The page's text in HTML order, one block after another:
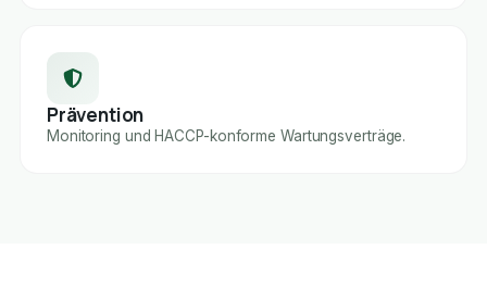
Prävention
Monitoring und HACCP-konforme Wartungsverträge.